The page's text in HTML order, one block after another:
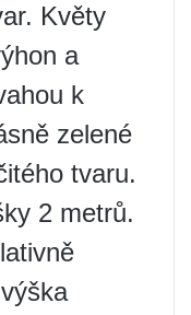
Květy
a
k
zelené
tvaru.
2 metrů.